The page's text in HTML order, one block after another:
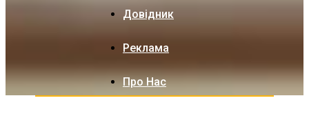
Довідник
Реклама
Про Нас